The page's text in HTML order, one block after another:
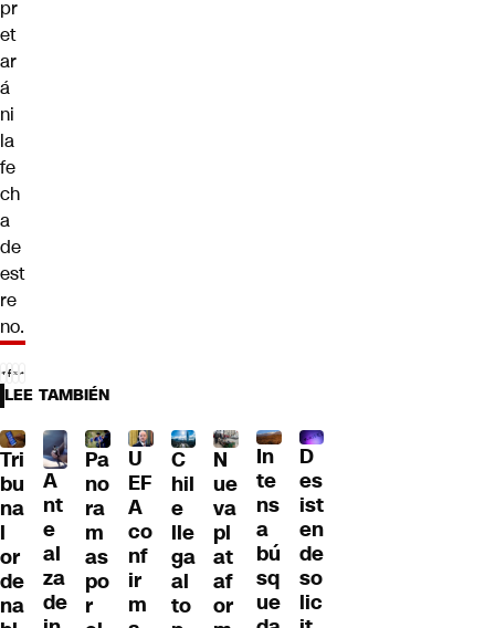
pr
et
ar
á
ni
la
fe
ch
a
de
est
re
no.
LEE TAMBIÉN
Tri
bu
na
l
or
de
na
A
nt
e
al
za
de
Pa
no
ra
m
as
po
r
U
EF
A
co
nf
ir
m
C
hil
e
lle
ga
al
to
N
ue
va
pl
at
af
or
In
te
ns
a
bú
sq
ue
D
es
ist
en
de
so
lic